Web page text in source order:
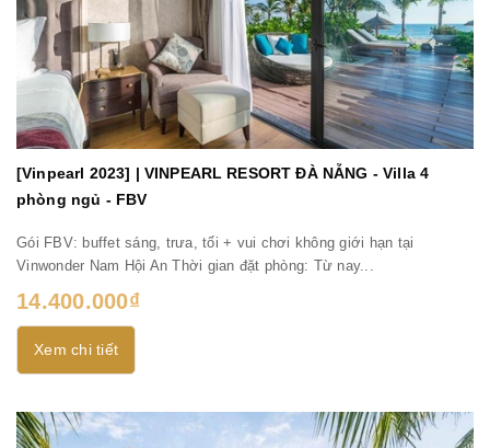
[Vinpearl 2023] | VINPEARL RESORT ĐÀ NẴNG - Villa 4
phòng ngủ - FBV
Gói FBV: buffet sáng, trưa, tối + vui chơi không giới hạn tại
Vinwonder Nam Hội An Thời gian đặt phòng: Từ nay...
14.400.000₫
Xem chi tiết